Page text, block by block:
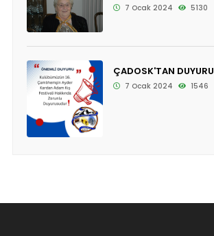
7 Ocak 2024 5130
ÇADOSK'TAN DUYURU
7 Ocak 2024 1546